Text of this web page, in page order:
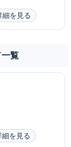
細を見る
覧
を見る